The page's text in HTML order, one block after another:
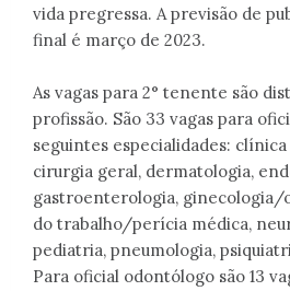
vida pregressa. A previsão de
final é março de 2023.
As vagas para 2° tenente são
profissão. São 33 vagas para
seguintes especialidades:
cirurgia geral, dermatologia,
gastroenterologia, ginecologia/
do trabalho/perícia médica,
pediatria, pneumologia,
Para oficial odontólogo são 13